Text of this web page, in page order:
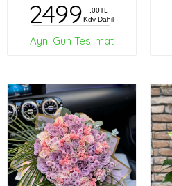
2499
,00TL
Kdv Dahil
Aynı Gün Teslimat